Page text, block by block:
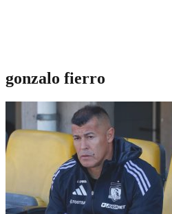
gonzalo fierro